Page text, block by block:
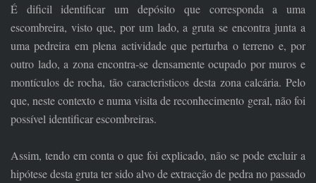
É dificil identificar um depósito que corresponda a uma
escombreira, visto que, por um lado, a gruta se encontra junta a
uma pedreira em plena actividade que perturba o terreno e, por
outro lado, a zona encontra-se densamente ocupado por muros e
montículos de rocha, tão caracteristicos desta zona calcária. Pelo
que, neste contexto e numa visita de reconhecimento geral, não foi
possível identificar escombreiras.
Assim, tendo em conta o que foi explicado, não se pode excluir a
hipótese desta gruta ter sido alvo de extracção de pedra no passado